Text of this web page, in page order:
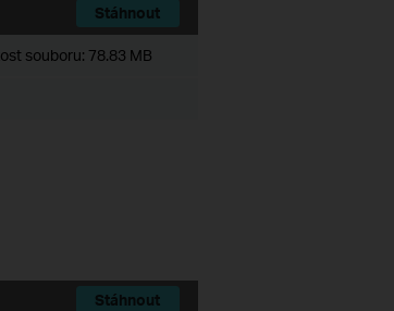
Stáhnout
souboru: 78.83 MB
Stáhnout